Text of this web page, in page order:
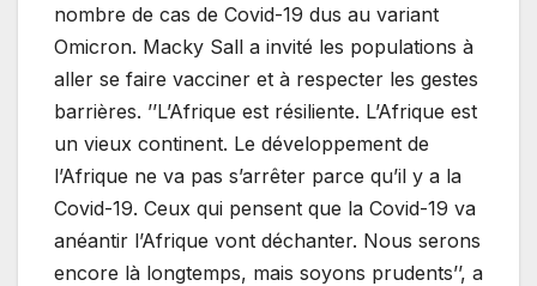
nombre de cas de Covid-19 dus au variant
Omicron. Macky Sall a invité les populations à
aller se faire vacciner et à respecter les gestes
barrières. ’’L’Afrique est résiliente. L’Afrique est
un vieux continent. Le développement de
l’Afrique ne va pas s’arrêter parce qu’il y a la
Covid-19. Ceux qui pensent que la Covid-19 va
anéantir l’Afrique vont déchanter. Nous serons
encore là longtemps, mais soyons prudents’’, a